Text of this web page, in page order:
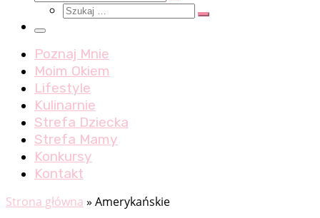
Szukaj
Szukaj
Szukaj
Menu
Poznaj Mnie
Moim Okiem
Lifestyle
Kulinarnie
Strefa Dziecka
Strefa Mamy
Konkursy
Kontakt
Strona główna » Amerykańskie